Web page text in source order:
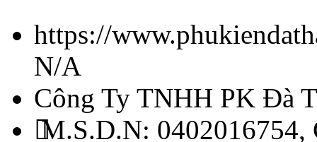
https://
N/A
Công Ty TNHH PK Đà
M.S.D.N: